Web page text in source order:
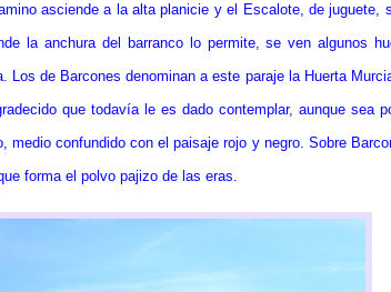
asciende a la alta planicie y el Escalote, de juguete,
la anchura del barranco lo permite, se ven algunos
Los de Barcones denominan a este paraje la Huerta
que todavía le es dado contemplar, aunque sea
medio confundido con el paisaje rojo y negro. Sobre
forma el polvo pajizo de las eras.